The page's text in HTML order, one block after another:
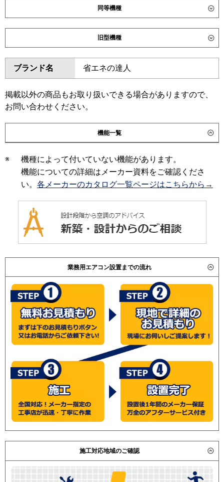
同等機種
ダイキン
東芝
三菱電機
日立 RPI-GP45RSHJC12
RPI-
GP45RSHJ12
三菱重工
パナソニック
旧型機種
ダイキン
東芝
三菱電機
GP45RSHJC9
RPI-GP45RSHJC8 RPI-
GP45RSHJ8 RPI-GP45RSHJC7
RPI-GP45RSHJ7 RPI-
GP45RSHJC6 RPI-GP45RSHJ6
RPI-GP45RSHJC5 RPI-
GP45RSHJ5 RPI-GP45RSHJC4
RPI-GP45RSHJ4
GP45RSHJC3 RPI-GP45RSHJ3
ブランド名 省エネの達人
掲載以外の商品もお取り扱いできる場合がありますので、
お問い合わせください。
機能一覧
※
機種によって付いていない機能があります。
機能についての詳細はメーカー資料をご確認くださ
い。 各メーカーのカタログ一覧ページはこちらから→
業務用エアコン設置までの流れ
施工対応地域のご確認